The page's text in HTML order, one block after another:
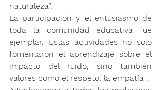
naturaleza”.
La participación y el entusiasmo de
toda la comunidad educativa fue
ejemplar. Estas actividades no solo
fomentaron el aprendizaje sobre el
impacto del ruido, sino también
valores como el respeto, la empatía .